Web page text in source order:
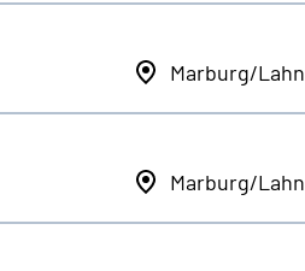
Marburg/Lahn
Marburg/Lahn